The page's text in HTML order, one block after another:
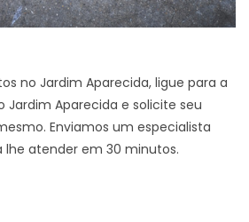
no Jardim Aparecida, ligue para a
Jardim Aparecida e solicite seu
Enviamos um especialista
lhe atender em 30 minutos.